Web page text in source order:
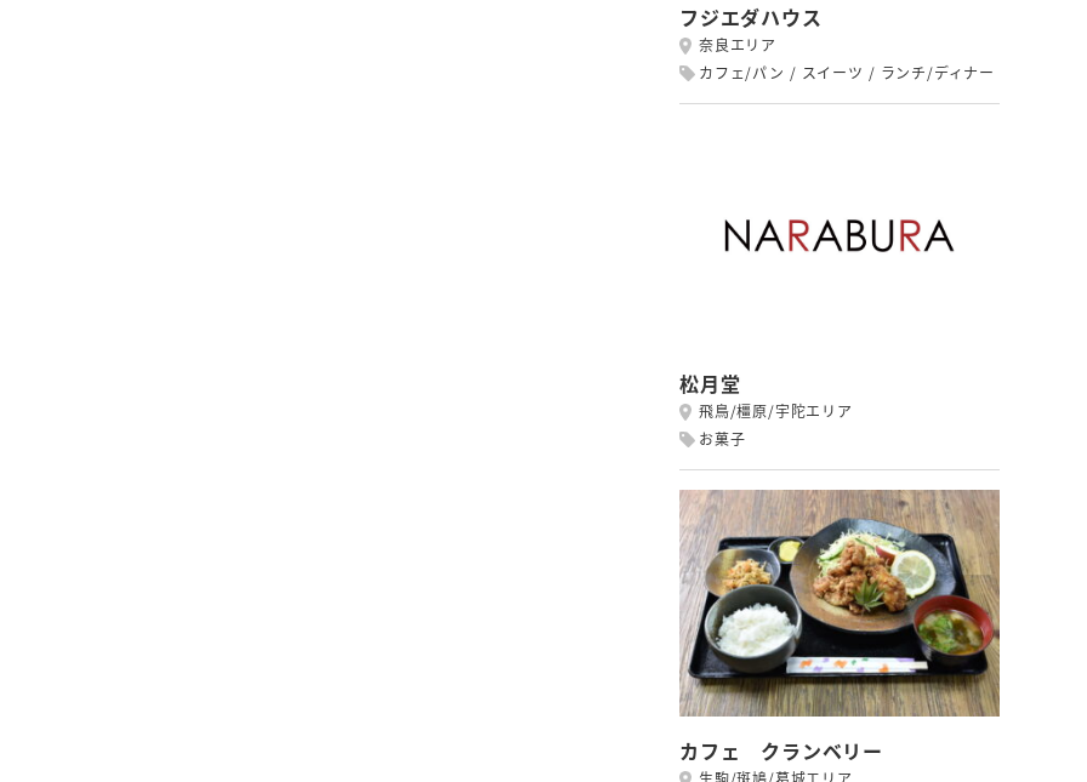
フジエダハウス
奈良エリア
カフェ/パン
スイーツ ランチ/ディナー
松月堂
飛鳥/橿原/宇陀エリア
お菓子
カフェ クランベリー
生駒/斑鳩/葛城エリア